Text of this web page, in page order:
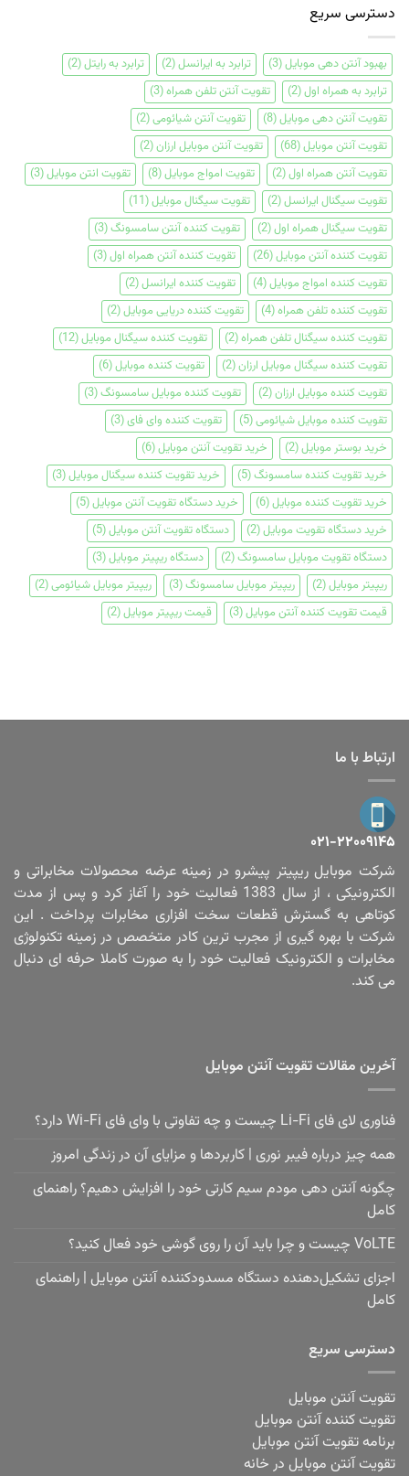
دسترسی سریع
بهبود آنتن دهی موبایل(3) ترابرد به ایرانسل(2) ترابرد به رایتل(2)
ترابرد به همراه اول(2) تقویت آنتن تلفن همراه(3)
تقویت آنتن دهی موبایل(8) تقویت آنتن شیائومی(2)
تقویت آنتن موبایل(68) تقویت آنتن موبایل ارزان(2)
تقویت آنتن همراه اول(2) تقویت امواج موبایل(8) تقویت انتن موبایل(3)
تقویت سیگنال ایرانسل(2) تقویت سیگنال موبایل(11)
تقویت سیگنال همراه اول(2) تقویت کننده آنتن سامسونگ(3)
تقویت کننده آنتن موبایل(26) تقویت کننده آنتن همراه اول(3)
تقویت کننده امواج موبایل(4) تقویت کننده ایرانسل(2)
تقویت کننده تلفن همراه(4) تقویت کننده دریایی موبایل(2)
تقویت کننده سیگنال تلفن همراه(2) تقویت کننده سیگنال موبایل(12)
تقویت کننده سیگنال موبایل ارزان(2) تقویت کننده موبایل(6)
تقویت کننده موبایل ارزان(2) تقویت کننده موبایل سامسونگ(3)
تقویت کننده موبایل شیائومی(5) تقویت کننده وای فای(3)
خرید بوستر موبایل(2) خرید تقویت آنتن موبایل(6)
خرید تقویت کننده سامسونگ(5) خرید تقویت کننده سیگنال موبایل(3)
خرید تقویت کننده موبایل(6) خرید دستگاه تقویت آنتن موبایل(5)
خرید دستگاه تقویت موبایل(2) دستگاه تقویت آنتن موبایل(5)
دستگاه تقویت موبایل سامسونگ(2) دستگاه ریپیتر موبایل(3)
ریپیتر موبایل(2) ریپیتر موبایل سامسونگ(3) ریپیتر موبایل شیائومی(2)
قیمت تقویت کننده آنتن موبایل(3) قیمت ریپیتر موبایل(2)
ارتباط با ما
۰۲۱-۲۲۰۰۹۱۴۵
شرکت موبایل ریپیتر پیشرو در زمینه عرضه محصولات مخابراتی و
الکترونیکی ، از سال 1383 فعالیت خود را آغاز کرد و پس از مدت
کوتاهی به گسترش قطعات سخت افزاری مخابرات پرداخت . این
شرکت با بهره گیری از مجرب ترین کادر متخصص در زمینه تکنولوژی
مخابرات و الکترونیک فعالیت خود را به صورت کاملا حرفه ای دنبال
می کند.
آخرین مقالات تقویت آنتن موبایل
فناوری لای فای Li-Fi چیست و چه تفاوتی با وای فای Wi-Fi دارد؟
همه چیز درباره فیبر نوری | کاربردها و مزایای آن در زندگی امروز
چگونه آنتن دهی مودم سیم کارتی خود را افزایش دهیم؟ راهنمای
کامل
VoLTE چیست و چرا باید آن را روی گوشی خود فعال کنید؟
اجزای تشکیل‌دهنده دستگاه مسدودکننده آنتن موبایل | راهنمای
کامل
دسترسی سریع
تقویت آنتن موبایل
تقویت کننده آنتن موبایل
برنامه تقویت آنتن موبایل
تقویت آنتن موبایل در خانه